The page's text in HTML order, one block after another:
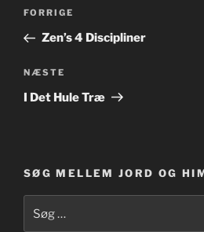
Indlægsnavigation
Forrige
indlæg
FORRIGE
Zen’s 4 Discipliner
Næste
indlæg
NÆSTE
I Det Hule Træ
SØG MELLEM JORD OG
efter: